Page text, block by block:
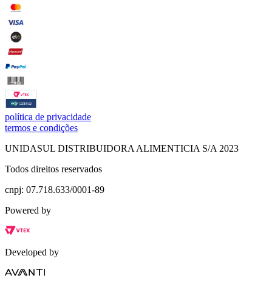
política de privacidade
termos e condições
UNIDASUL DISTRIBUIDORA ALIMENTICIA S/A 2023
Todos direitos reservados
cnpj: 07.718.633/0001-89
Powered by
Developed by